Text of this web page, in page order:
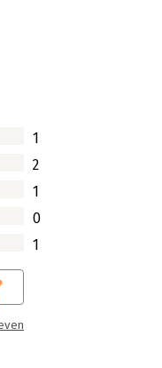
1
2
1
0
1